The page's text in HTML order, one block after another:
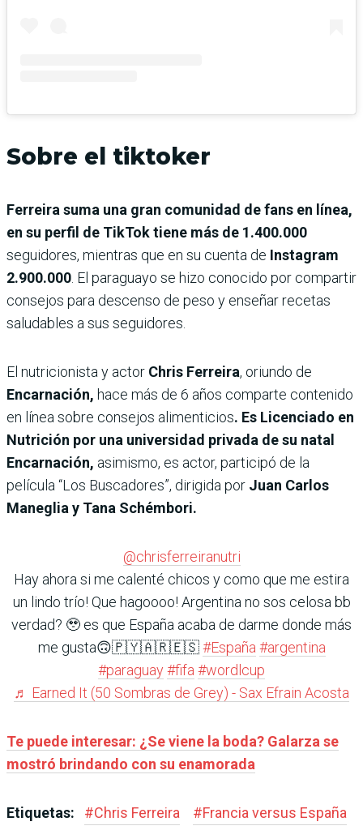
Sobre el tiktoker
Ferreira suma una gran comunidad de fans en línea,
en su perfil de TikTok tiene más de 1.400.000
seguidores, mientras que en su cuenta de Instagram
2.900.000 . El paraguayo se hizo conocido por compartir
consejos para descenso de peso y enseñar recetas
saludables a sus seguidores.
El nutricionista y actor Chris Ferreira, oriundo de
Encarnación, hace más de 6 años comparte contenido
en línea sobre consejos alimenticios. Es Licenciado en
Nutrición por una universidad privada de su natal
Encarnación, asimismo, es actor, participó de la
película “Los Buscadores”, dirigida por Juan Carlos
Maneglia y Tana Schémbori.
@chrisferreiranutri
Hay ahora si me calenté chicos y como que me estira
un lindo trío! Que hagoooo! Argentina no sos celosa bb
verdad? 🥹 es que España acaba de darme donde más
me gusta🙃🇵🇾🇦🇷🇪🇸#España #argentina
#paraguay#fifa #wordlcup
♬ Earned It (50 Sombras de Grey) - Sax Efrain Acosta
Te puede interesar: ¿Se viene la boda? Galarza se
mostró brindando con su enamorada
Etiquetas: #Chris Ferreira #Francia versus España